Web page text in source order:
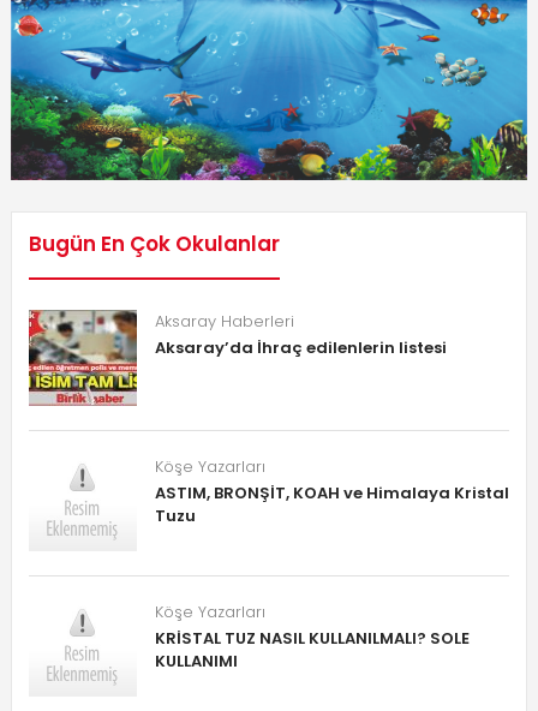
Bugün En Çok Okulanlar
Aksaray Haberleri
Aksaray’da İhraç edilenlerin listesi
Köşe Yazarları
ASTIM, BRONŞİT, KOAH ve Himalaya Kristal
Tuzu
Köşe Yazarları
KRİSTAL TUZ NASIL KULLANILMALI? SOLE
KULLANIMI